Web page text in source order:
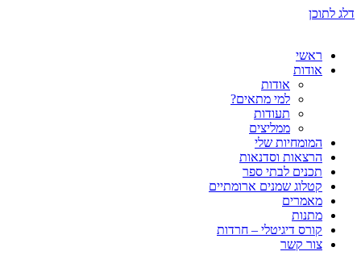
דלג לתוכן
ראשי
אודות
אודות
למי מתאים?
תעודות
ממליצים
המומחיות שלי
הרצאות וסדנאות
תכנים לבתי ספר
קטלוג שמנים ארומתיים
מאמרים
מתנות
קורס דיגיטלי – חרדות
צור קשר